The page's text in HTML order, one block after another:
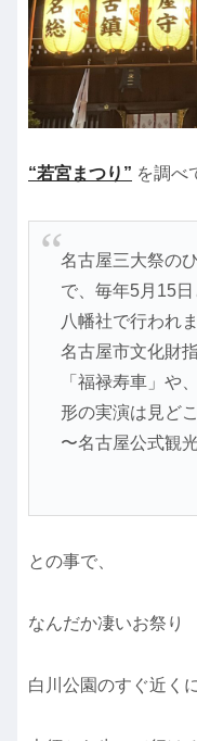
“若宮まつり” を調べ
名古屋三大祭の
で、毎年5月15
八幡社で行われま
名古屋市文化財
「福禄寿車」や
形の実演は見ど
〜名古屋公式観
との事で、
なんだか凄いお祭り
白川公園のすぐ近く